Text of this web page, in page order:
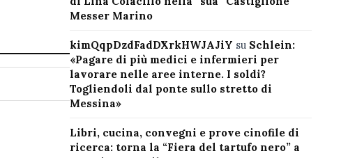
Messer Marino
kimQqpDzdFadDXrkHWJAJiY su Schlein:
«Pagare di più medici e infermieri per
lavorare nelle aree interne. I soldi?
Togliendoli dal ponte sullo stretto di
Messina»
Libri, cucina, convegni e prove cinofile di
ricerca: torna la “Fiera del tartufo nero” a